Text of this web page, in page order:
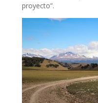
proyecto”.